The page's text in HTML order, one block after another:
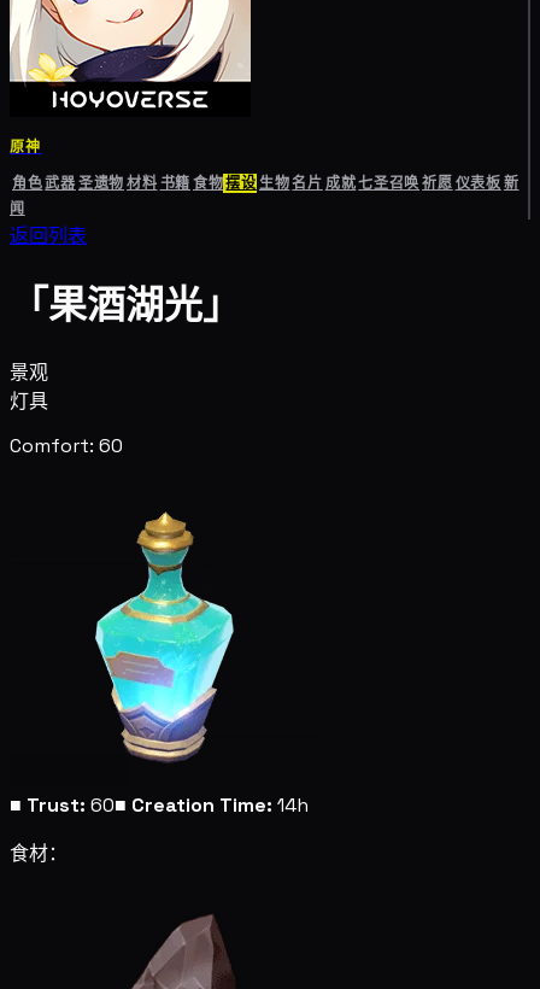
原神
角色武器圣遗物材料书籍食物摆设生物名片成就七圣召唤祈愿仪表板新
闻
返回列表
「果酒湖光」
景观
灯具
Comfort: 60
■ Trust: 60■ Creation Time: 14h
食材：